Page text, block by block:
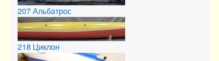
207Альбатрос
218 Циклон